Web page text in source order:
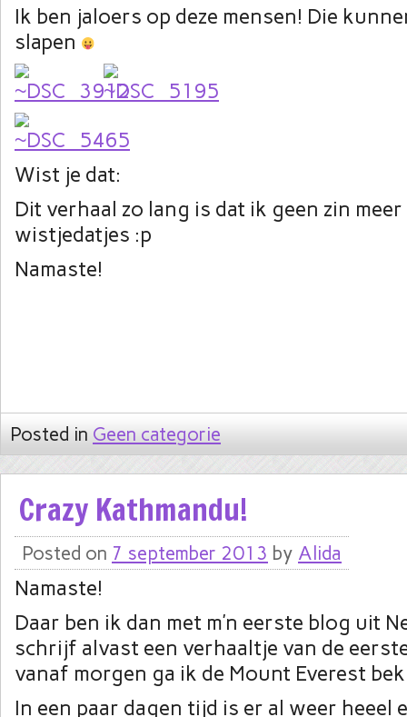
Ik ben jaloers op deze mensen! Die
slapen
Wist je dat:
Dit verhaal zo lang is dat ik geen zin
wistjedatjes :p
Namaste!
Posted in Geen categorie
Crazy Kathmandu!
Posted on 7 september 2013 by Alida
Namaste!
Daar ben ik dan met m’n eerste blog uit
schrijf alvast een verhaaltje van de
vanaf morgen ga ik de Mount Everest
In een paar dagen tijd is er al weer heeel